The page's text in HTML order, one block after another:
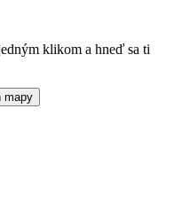
klikom a hneď sa ti
mapy